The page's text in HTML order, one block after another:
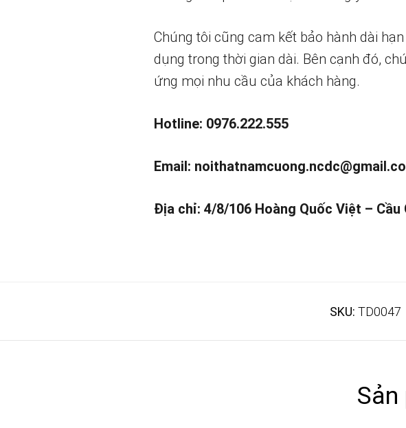
Chúng tôi cũng cam kết bảo hành dài
dụng trong thời gian dài. Bên cạnh đó,
ứng mọi nhu cầu của khách hàng.
Hotline: 0976.222.555
Email:
Địa chỉ: 4/8/106 Hoàng Quốc Việt – Cầu
SKU: TD0047